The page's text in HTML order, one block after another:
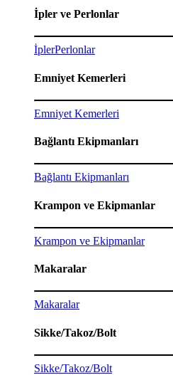
İpler ve Perlonlar
İplerPerlonlar
Emniyet Kemerleri
Emniyet Kemerleri
Bağlantı Ekipmanları
Bağlantı Ekipmanları
Krampon ve Ekipmanlar
Krampon ve Ekipmanlar
Makaralar
Makaralar
Sikke/Takoz/Bolt
Sikke/Takoz/Bolt